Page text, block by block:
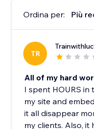
Ordina per: Più
TR
All of my hard
I spent HOURS in
my site and
it all disappear
my clients. Also, it